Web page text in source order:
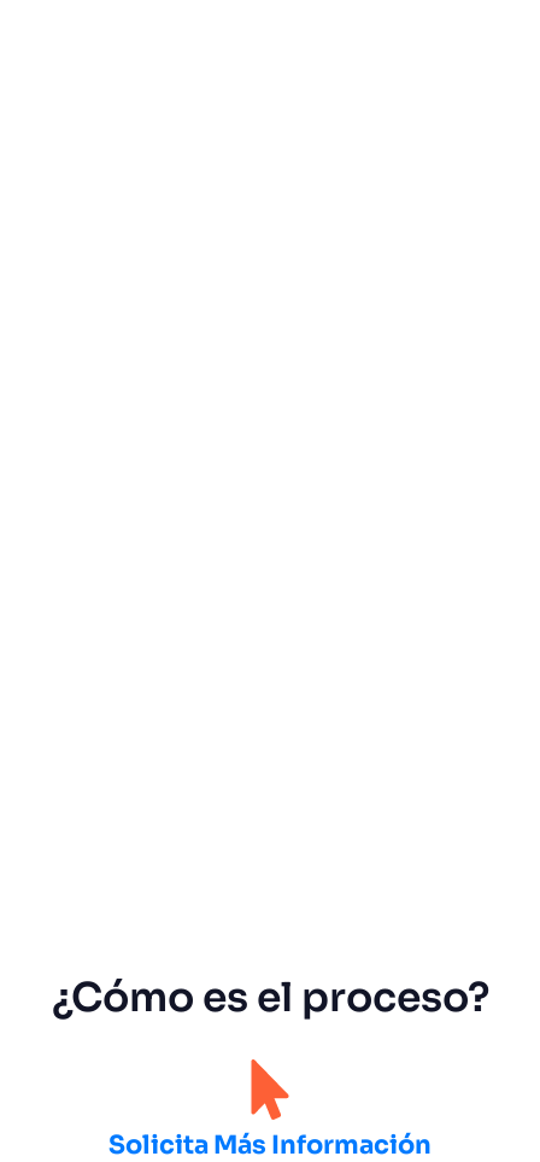
¿Cómo es el proceso?
Solicita Más Información